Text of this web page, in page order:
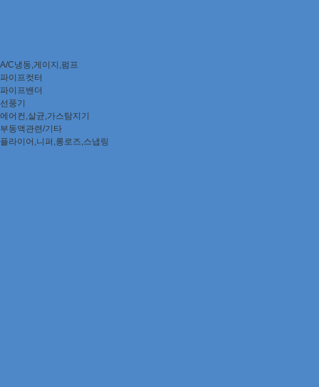
A/C냉동,게이지,펌프
파이프컷터
파이프밴더
선풍기
에어컨,살균,가스탐지기
부동액관련/기타
플라이어,니퍼,롱로즈,스냅링